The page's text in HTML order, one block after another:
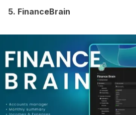
5. FinanceBrain